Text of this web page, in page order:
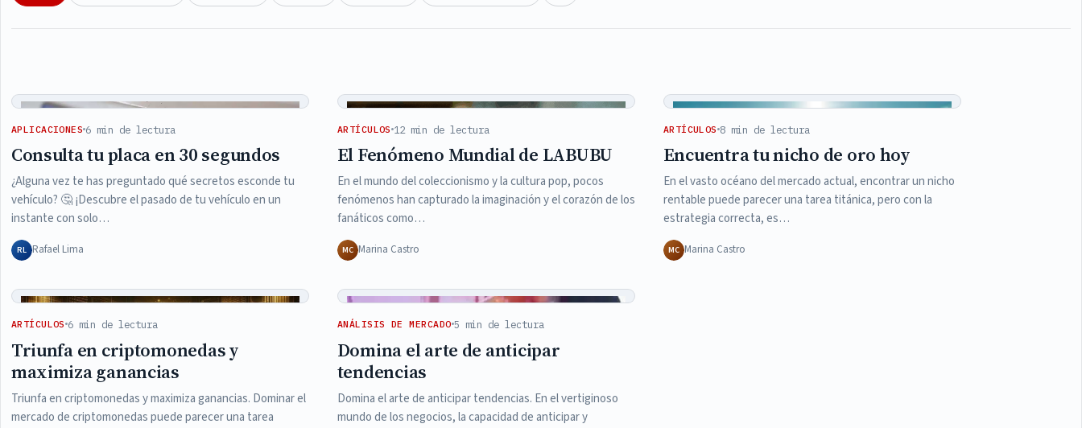
Articles
APLICACIONES 6 min de lectura
Consulta tu placa en 30 segundos
¿Alguna vez te has preguntado qué secretos esconde tu
vehículo? 🤔 ¡Descubre el pasado de tu vehículo en un
instante con solo…
RL Rafael Lima
ARTÍCULOS 12 min de lectura
El Fenómeno Mundial de LABUBU
En el mundo del coleccionismo y la cultura pop, pocos
fenómenos han capturado la imaginación y el corazón de los
fanáticos como…
MC Marina Castro
ARTÍCULOS 8 min de lectura
Encuentra tu nicho de oro hoy
En el vasto océano del mercado actual, encontrar un nicho
rentable puede parecer una tarea titánica, pero con la
estrategia correcta, es…
MC Marina Castro
ARTÍCULOS 6 min de lectura
Triunfa en criptomonedas y
maximiza ganancias
Triunfa en criptomonedas y maximiza ganancias. Dominar el
mercado de criptomonedas puede parecer una tarea
ANÁLISIS DE MERCADO 5 min de lectura
Domina el arte de anticipar
tendencias
Domina el arte de anticipar tendencias. En el vertiginoso
mundo de los negocios, la capacidad de anticipar y